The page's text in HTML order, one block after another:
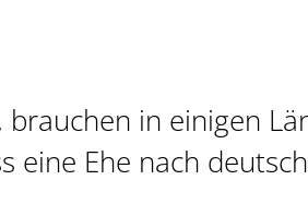
in einigen
eine Ehe nach